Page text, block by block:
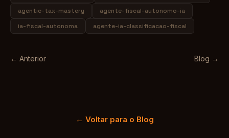
agentic-tax-mastery
agente-fiscal-autonomo-ia
ia-fiscal-autonoma
agente-ia-classificacao-fiscal
← Anterior Blog →
← Voltar para o Blog